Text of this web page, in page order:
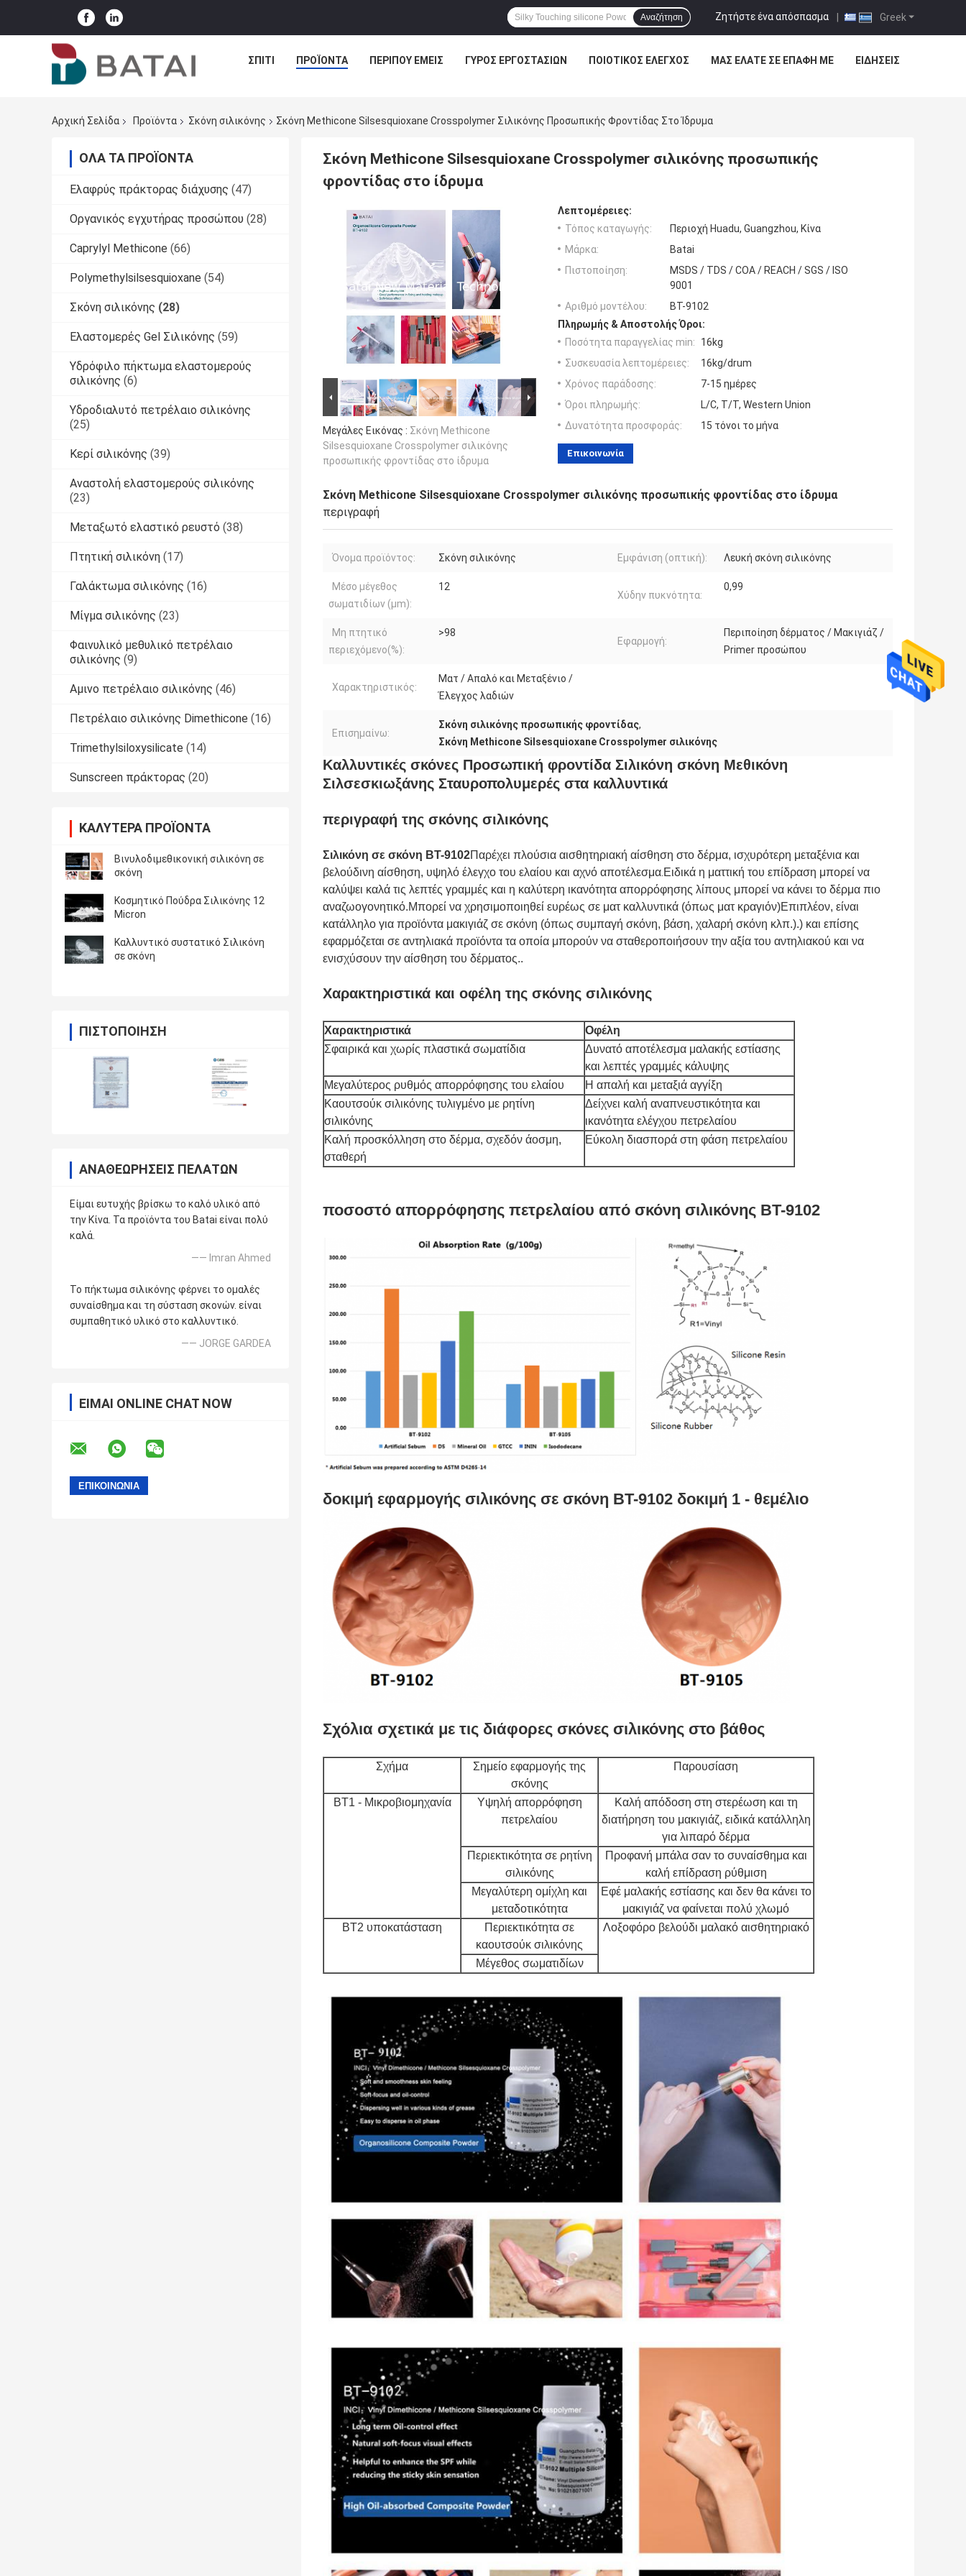
Greek
Ζητήστε ένα απόσπασμα |
Αναζήτηση
ΣΠΊΤΙ ΠΡΟΪΌΝΤΑ ΠΕΡΊΠΟΥ ΕΜΕΊΣ ΓΎΡΟΣ ΕΡΓΟΣΤΑΣΊΩΝ ΠΟΙΟΤΙΚΌΣ ΈΛΕΓΧΟΣ ΜΑΣ ΕΛΆΤΕ ΣΕ ΕΠΑΦΉ ΜΕ ΕΙΔΉΣΕΙΣ
Αρχική Σελίδα Προϊόντα Σκόνη σιλικόνης Σκόνη Methicone Silsesquioxane Crosspolymer Σιλικόνης Προσωπικής Φροντίδας Στο Ίδρυμα
ΌΛΑ ΤΑ ΠΡΟΪΌΝΤΑ
Ελαφρύς πράκτορας διάχυσης (47)
Οργανικός εγχυτήρας προσώπου (28)
Caprylyl Methicone (66)
Polymethylsilsesquioxane (54)
Σκόνη σιλικόνης (28)
Ελαστομερές Gel Σιλικόνης (59)
Υδρόφιλο πήκτωμα ελαστομερούς
σιλικόνης (6)
Υδροδιαλυτό πετρέλαιο σιλικόνης
(25)
Κερί σιλικόνης (39)
Αναστολή ελαστομερούς σιλικόνης
(23)
Μεταξωτό ελαστικό ρευστό (38)
Πτητική σιλικόνη (17)
Γαλάκτωμα σιλικόνης (16)
Μίγμα σιλικόνης (23)
Φαινυλικό μεθυλικό πετρέλαιο
σιλικόνης (9)
Αμινο πετρέλαιο σιλικόνης (46)
Πετρέλαιο σιλικόνης Dimethicone (16)
Trimethylsiloxysilicate (14)
Sunscreen πράκτορας (20)
ΚΑΛΎΤΕΡΑ ΠΡΟΪΌΝΤΑ
Βινυλοδιμεθικονική σιλικόνη σε
σκόνη
Κοσμητικό Πούδρα Σιλικόνης 12
Micron
Καλλυντικό συστατικό Σιλικόνη
σε σκόνη
ΠΙΣΤΟΠΟΊΗΣΗ
ΑΝΑΘΕΩΡΉΣΕΙΣ ΠΕΛΑΤΏΝ
Είμαι ευτυχής βρίσκω το καλό υλικό από
την Κίνα. Τα προϊόντα του Batai είναι πολύ
καλά.
—— Imran Ahmed
Το πήκτωμα σιλικόνης φέρνει το ομαλές
συναίσθημα και τη σύσταση σκονών. είναι
συμπαθητικό υλικό στο καλλυντικό.
—— JORGE GARDEA
ΕΊΜΑΙ ONLINE CHAT NOW
Σκόνη Methicone Silsesquioxane Crosspolymer σιλικόνης προσωπικής
φροντίδας στο ίδρυμα
Μεγάλες Εικόνας : Σκόνη Methicone
Silsesquioxane Crosspolymer σιλικόνης
προσωπικής φροντίδας στο ίδρυμα
Λεπτομέρειες:
Τόπος καταγωγής:
Περιοχή Huadu, Guangzhou, Κίνα
Μάρκα:
Batai
Πιστοποίηση:
MSDS / TDS / COA / REACH / SGS / ISO
9001
Αριθμό μοντέλου:
BT-9102
Πληρωμής & Αποστολής Όροι:
Ποσότητα παραγγελίας min:
16kg
Συσκευασία λεπτομέρειες:
16kg/drum
Χρόνος παράδοσης:
7-15 ημέρες
Όροι πληρωμής:
L/C, T/T, Western Union
Δυνατότητα προσφοράς:
15 τόνοι το μήνα
Επικοινωνία
Σκόνη Methicone Silsesquioxane Crosspolymer σιλικόνης προσωπικής φροντίδας στο ίδρυμα
περιγραφή
Όνομα προϊόντος: Σκόνη σιλικόνης Εμφάνιση (οπτική): Λευκή σκόνη σιλικόνης
Μέσο μέγεθος
σωματιδίων (μm):
12
Χύδην πυκνότητα:
0,99
Μη πτητικό
περιεχόμενο(%):
>98
Εφαρμογή:
Περιποίηση δέρματος / Μακιγιάζ /
Primer προσώπου
Χαρακτηριστικός:
Ματ / Απαλό και Μεταξένιο /
Έλεγχος λαδιών
Επισημαίνω:
Σκόνη σιλικόνης προσωπικής φροντίδας,
Σκόνη Methicone Silsesquioxane Crosspolymer σιλικόνης
Καλλυντικές σκόνες Προσωπική φροντίδα Σιλικόνη σκόνη Μεθικόνη
Σιλσεσκιωξάνης Σταυροπολυμερές στα καλλυντικά
περιγραφή της σκόνης σιλικόνης
Σιλικόνη σε σκόνη BT-9102Παρέχει πλούσια αισθητηριακή αίσθηση στο δέρμα, ισχυρότερη μεταξένια και
βελούδινη αίσθηση, υψηλό έλεγχο του ελαίου και αχνό αποτέλεσμα.Ειδικά η ματτική του επίδραση μπορεί να
καλύψει καλά τις λεπτές γραμμές και η καλύτερη ικανότητα απορρόφησης λίπους μπορεί να κάνει το δέρμα πιο
αναζωογονητικό.Μπορεί να χρησιμοποιηθεί ευρέως σε ματ καλλυντικά (όπως ματ κραγιόν)Επιπλέον, είναι
κατάλληλο για προϊόντα μακιγιάζ σε σκόνη (όπως συμπαγή σκόνη, βάση, χαλαρή σκόνη κλπ.).) και επίσης
εφαρμόζεται σε αντηλιακά προϊόντα τα οποία μπορούν να σταθεροποιήσουν την αξία του αντηλιακού και να
ενισχύσουν την αίσθηση του δέρματος..
Χαρακτηριστικά και οφέλη της σκόνης σιλικόνης
Χαρακτηριστικά
Οφέλη
Σφαιρικά και χωρίς πλαστικά σωματίδια
Δυνατό αποτέλεσμα μαλακής εστίασης
και λεπτές γραμμές κάλυψης
Μεγαλύτερος ρυθμός απορρόφησης του ελαίου
Η απαλή και μεταξιά αγγίξη
Καουτσούκ σιλικόνης τυλιγμένο με ρητίνη
σιλικόνης
Δείχνει καλή αναπνευστικότητα και
ικανότητα ελέγχου πετρελαίου
Καλή προσκόλληση στο δέρμα, σχεδόν άοσμη,
σταθερή
Εύκολη διασπορά στη φάση πετρελαίου
ποσοστό απορρόφησης πετρελαίου από σκόνη σιλικόνης BT-9102
δοκιμή εφαρμογής σιλικόνης σε σκόνη BT-9102 δοκιμή 1 - θεμέλιο
Σχόλια σχετικά με τις διάφορες σκόνες σιλικόνης στο βάθος
Σχήμα
Σημείο εφαρμογής της
σκόνης
Παρουσίαση
BT1 - Μικροβιομηχανία
Υψηλή απορρόφηση
πετρελαίου
Καλή απόδοση στη στερέωση και τη
διατήρηση του μακιγιάζ, ειδικά κατάλληλη
για λιπαρό δέρμα
Περιεκτικότητα σε ρητίνη
σιλικόνης
Προφανή μπάλα σαν το συναίσθημα και
καλή επίδραση ρύθμιση
Μεγαλύτερη ομίχλη και
μεταδοτικότητα
Εφέ μαλακής εστίασης και δεν θα κάνει το
μακιγιάζ να φαίνεται πολύ χλωμό
BT2 υποκατάσταση
Περιεκτικότητα σε
καουτσούκ σιλικόνης
Λοξοφόρο βελούδι μαλακό αισθητηριακό
Μέγεθος σωματιδίων